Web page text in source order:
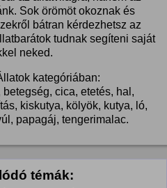
Sok örömöt okoznak és
bátran kérdezhetsz az
tudnak segíteni saját
neked.
kategóriában:
cica, etetés, hal,
kiskutya, kölyök, kutya, ló,
papagáj, tengerimalac.
témák: